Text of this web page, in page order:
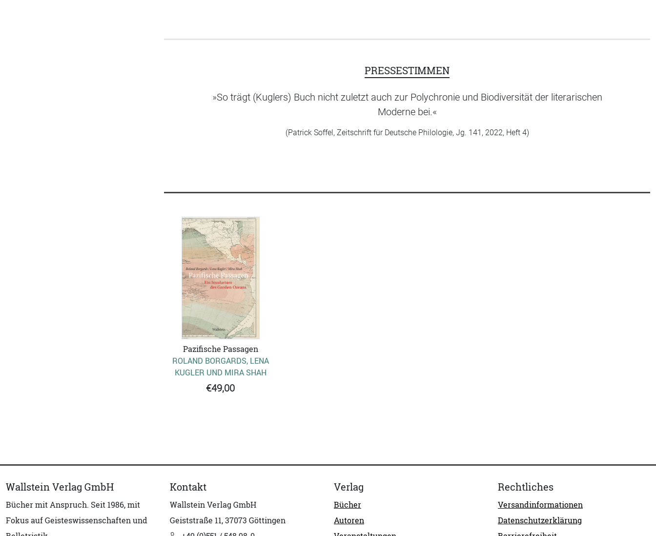
PRESSESTIMMEN
»So trägt (Kuglers) Buch nicht zuletzt auch zur Polychronie und Biodiversität der literarischen
Moderne bei.«
(Patrick Soffel, Zeitschrift für Deutsche Philologie, Jg. 141, 2022, Heft 4)
Pazifische Passagen
ROLAND BORGARDS, LENA
KUGLER UND MIRA SHAH
€49,00
Wallstein Verlag GmbH
Bücher mit Anspruch. Seit 1986, mit
Fokus auf Geisteswissenschaften und
Kontakt
Wallstein Verlag GmbH
Geiststraße 11, 37073 Göttingen
Verlag
Bücher
Autoren
Rechtliches
Versandinformationen
Datenschutzerklärung